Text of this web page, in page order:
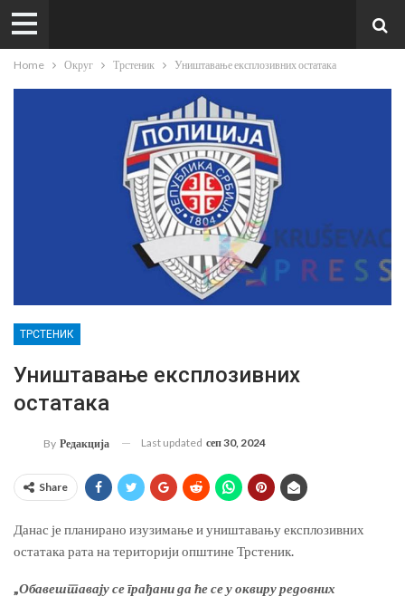
Home Округ Трстеник Уништавање експлозивних остатака
ТРСТЕНИК
Уништавање експлозивних
остатака
By Редакција Last updated сеп 30, 2024
Share
Данас је планирано изузимање и уништавању експлозивних
остатака рата на територији општине Трстеник.
„Обавештавају се грађани да ће се у оквиру редовних